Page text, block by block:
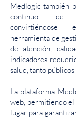
Medlogic también
continuo de
herramienta de
de atención,
indicadores
salud, tanto
La plataforma
web, permitiendo el
lugar para